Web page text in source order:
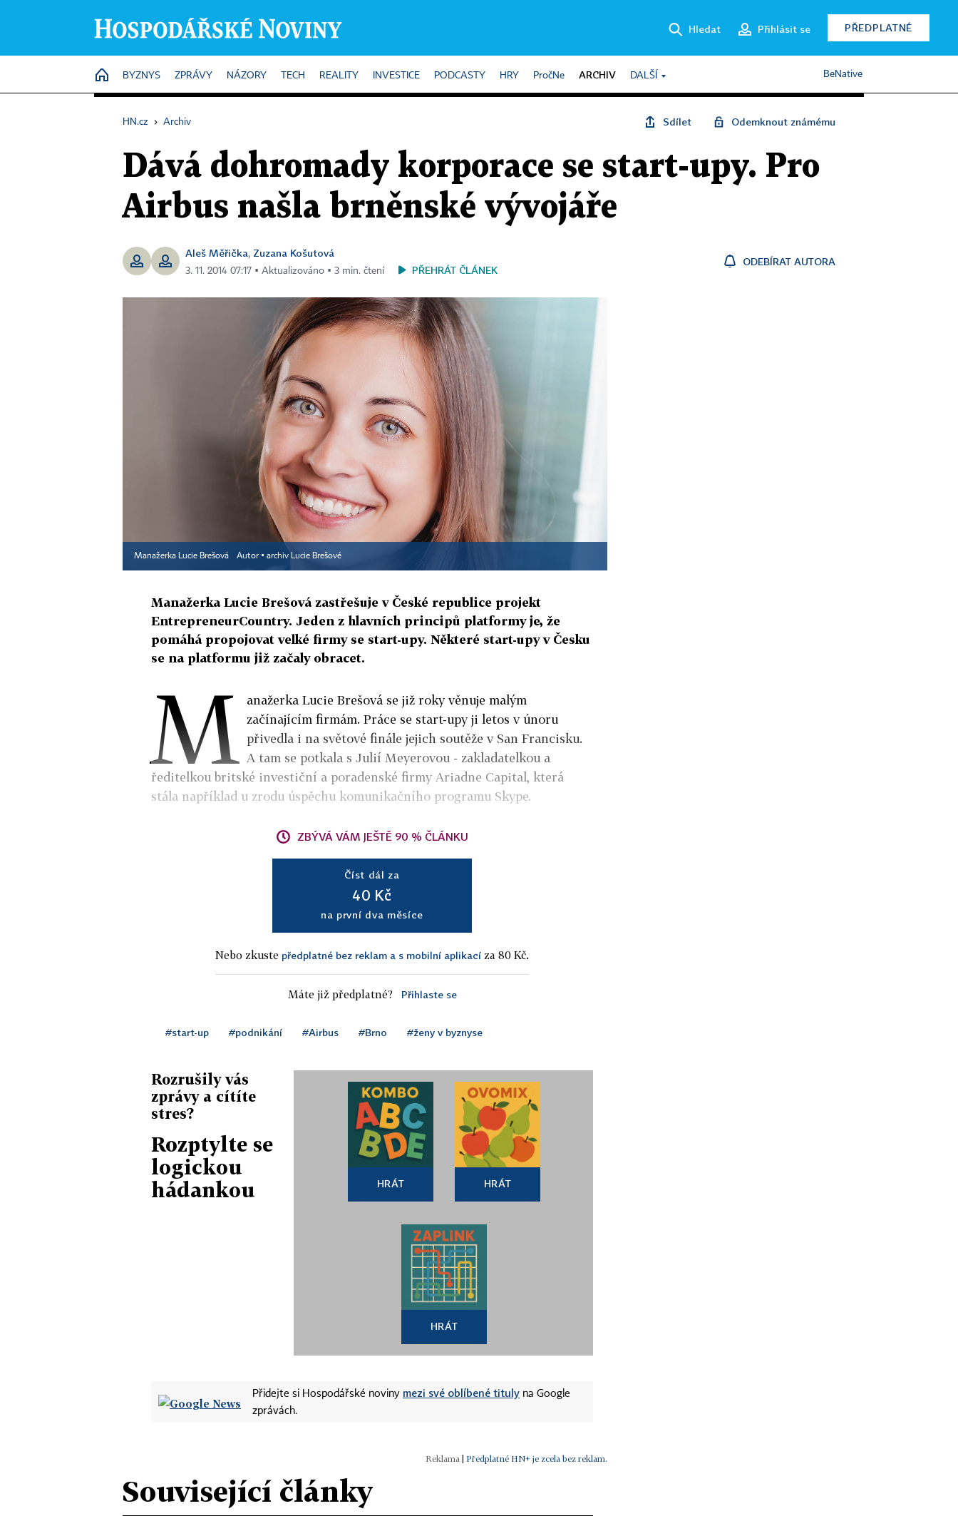
Hledat Přihlásit se PŘEDPLATNÉ
HOME
BYZNYS ZPRÁVY NÁZORY TECH REALITY INVESTICE PODCASTY HRY PročNe ARCHIV DALŠÍ BeNative
HN.cz › Archiv Sdílet Odemknout známému
Dává dohromady korporace se start-upy. Pro
Airbus našla brněnské vývojáře
Aleš Měřička, Zuzana Košutová
3. 11. 2014 07:17 ▪ Aktualizováno ▪ 3 min. čtení PŘEHRÁT ČLÁNEK
ODEBÍRAT AUTORA
Manažerka Lucie Brešová Autor ▪ archiv Lucie Brešové
Manažerka Lucie Brešová zastřešuje v České republice projekt
EntrepreneurCountry. Jeden z hlavních principů platformy je, že
pomáhá propojovat velké firmy se start-upy. Některé start-upy v Česku
se na platformu již začaly obracet.
M anažerka Lucie Brešová se již roky věnuje malým
začínajícím firmám. Práce se start-upy ji letos v únoru
přivedla i na světové finále jejich soutěže v San Francisku.
A tam se potkala s Julií Meyerovou - zakladatelkou a
ředitelkou britské investiční a poradenské firmy Ariadne Capital, která
stála například u zrodu úspěchu komunikačního programu Skype.
ZBÝVÁ VÁM JEŠTĚ 90 % ČLÁNKU
Číst dál za
40 Kč
na první dva měsíce
Nebo zkuste předplatné bez reklam a s mobilní aplikací za 80 Kč.
Máte již předplatné? Přihlaste se
#start-up #podnikání #Airbus #Brno #ženy v byznyse
Rozrušily vás
zprávy a cítíte
stres?
Rozptylte se
logickou
hádankou
HRÁT HRÁT
HRÁT
Přidejte si Hospodářské noviny mezi své oblíbené tituly na Google
zprávách.
| Předplatné HN+ je zcela bez reklam.
Související články